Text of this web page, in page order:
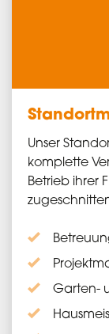
Unser
komplette
Betrieb ihrer
Garten-